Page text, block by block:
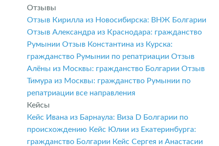
Отзывы
Отзыв Кирилла из Новосибирска: ВНЖ Болгарии
Отзыв Александра из Краснодара: гражданство
Румынии Отзыв Константина из Курска:
гражданство Румынии по репатриации Отзыв
Алёны из Москвы: гражданство Болгарии Отзыв
Тимура из Москвы: гражданство Румынии по
репатриации все направления
Кейсы
Кейс Ивана из Барнаула: Виза D Болгарии по
происхождению Кейс Юлии из Екатеринбурга:
гражданство Болгарии Кейс Сергея и Анастасии